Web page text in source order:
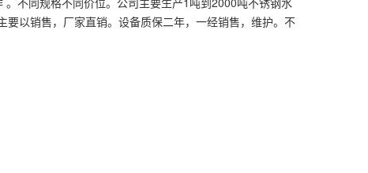
以销售，厂家直销。设备质保二年，一经销售，维护。不